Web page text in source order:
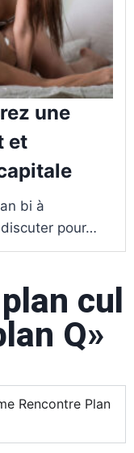
une
et
bi à
pour…
cul
Q»
Rencontre Plan